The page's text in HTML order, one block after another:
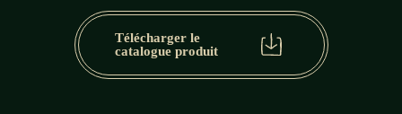
Télécharger le
catalogue produit